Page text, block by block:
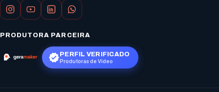
PRODUTORA PARCEIRA
PERFIL VERIFICADO
Produtoras de Vídeo